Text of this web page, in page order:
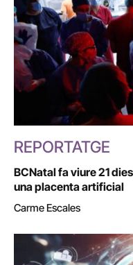
REPORTATGE
BCNatal fa viure 21
una placenta artificial
Carme Escales